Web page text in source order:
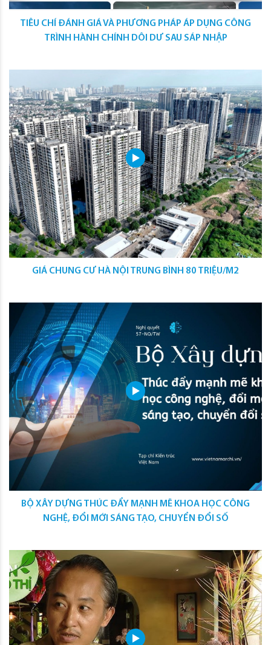
TIÊU CHÍ ĐÁNH GIÁ VÀ PHƯƠNG PHÁP ÁP DỤNG CÔNG
TRÌNH HÀNH CHÍNH DÔI DƯ SAU SÁP NHẬP
GIÁ CHUNG CƯ HÀ NỘI TRUNG BÌNH 80 TRIỆU/M2
BỘ XÂY DỰNG THÚC ĐẨY MẠNH MẼ KHOA HỌC CÔNG
NGHỆ, ĐỔI MỚI SÁNG TẠO, CHUYỂN ĐỔI SỐ